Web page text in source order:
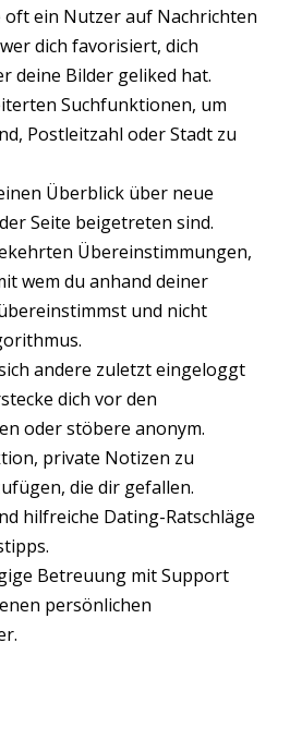
ein Nutzer auf Nachrichten
dich favorisiert, dich
deine Bilder geliked hat.
Suchfunktionen, um
Postleitzahl oder Stadt zu
Überblick über neue
Seite beigetreten sind.
Übereinstimmungen,
wem du anhand deiner
und nicht
andere zuletzt eingeloggt
dich vor den
oder stöbere anonym.
private Notizen zu
die dir gefallen.
hilfreiche Dating-Ratschläge
Betreuung mit Support
persönlichen